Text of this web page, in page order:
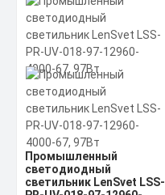
Промышленный
светодиодный
светильник LenSvet LSS-